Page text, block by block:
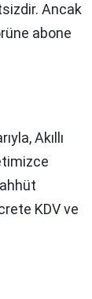
Ancak
abone
Akıllı
KDV ve